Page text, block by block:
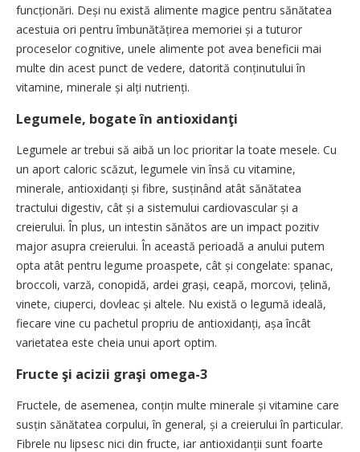
funcționări. Deși nu există alimente magice pentru sănătatea
acestuia ori pentru îmbunătățirea memoriei și a tuturor
proceselor cognitive, unele alimente pot avea beneficii mai
multe din acest punct de vedere, datorită conținutului în
vitamine, minerale și alți nutrienți.
Legumele, bogate în antioxidanţi
Legumele ar trebui să aibă un loc prioritar la toate mesele. Cu
un aport caloric scăzut, legumele vin însă cu vitamine,
minerale, antioxidanți și fibre, susținând atât sănătatea
tractului digestiv, cât și a sistemului cardiovascular și a
creierului. În plus, un intestin sănătos are un impact pozitiv
major asupra creierului. În această perioadă a anului putem
opta atât pentru legume proaspete, cât și congelate: spanac,
broccoli, varză, conopidă, ardei grași, ceapă, morcovi, țelină,
vinete, ciuperci, dovleac și altele. Nu există o legumă ideală,
fiecare vine cu pachetul propriu de antioxidanți, așa încât
varietatea este cheia unui aport optim.
Fructe şi acizii graşi omega-3
Fructele, de asemenea, conțin multe minerale și vitamine care
susțin sănătatea corpului, în gene­ral, și a creierului în particular.
Fibrele nu lipsesc nici din fructe, iar antioxidanții sunt foarte